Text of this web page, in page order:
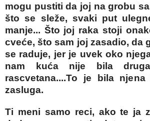
mogu pustiti da joj na grobu
što se sleže, svaki put
manje... Što joj raka stoji
cveće, što sam joj zasadio, da
se raduje, jer je uvek oko
nam kuća nije bila
rascvetana....To je bila
zasluga.
Ti meni samo reci, ako te ja